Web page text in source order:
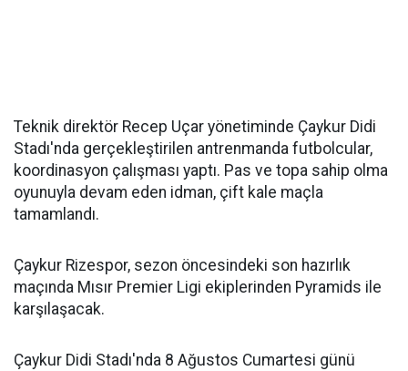
Teknik direktör Recep Uçar yönetiminde Çaykur Didi
Stadı'nda gerçekleştirilen antrenmanda futbolcular,
koordinasyon çalışması yaptı. Pas ve topa sahip olma
oyunuyla devam eden idman, çift kale maçla
tamamlandı.
Çaykur Rizespor, sezon öncesindeki son hazırlık
maçında Mısır Premier Ligi ekiplerinden Pyramids ile
karşılaşacak.
Çaykur Didi Stadı'nda 8 Ağustos Cumartesi günü